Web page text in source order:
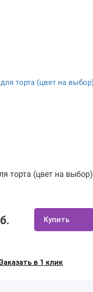
торта (цвет на выбор)
Купить
Заказать в 1 клик